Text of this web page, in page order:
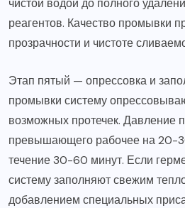
реагентов. Качество промывки
прозрачности и чистоте
Этап пятый — опрессовка и
промывки систему
возможных протечек. Давление
превышающего рабочее на 20-
течение 30-60 минут. Если
систему заполняют свежим
добавлением специальных